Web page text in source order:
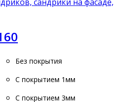
Без покрытия
С покрытием 1мм
С покрытием 3мм